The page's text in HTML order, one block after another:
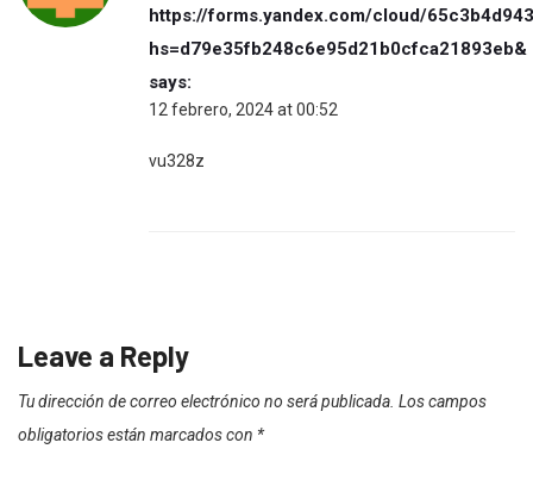
https://forms.yandex.com/cloud/
hs=d79e35fb248c6e95d21b0cfca21893eb&
says:
12 febrero, 2024 at 00:52
vu328z
Leave a Reply
Tu dirección de correo electrónico no será publicada. Los campos
obligatorios están marcados con *